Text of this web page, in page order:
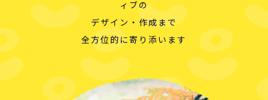
ィブの
デザイン・作成まで
全方位的に寄り添います